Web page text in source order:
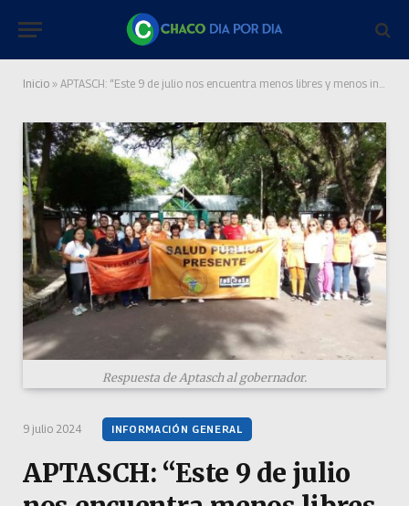
Inicio » APTASCH: “Este 9 de julio nos encuentra menos libres y menos independientes”
9 julio 2024 INFORMACIÓN GENERAL
APTASCH: “Este 9 de julio
Respuesta de Aptasch al gobernador.